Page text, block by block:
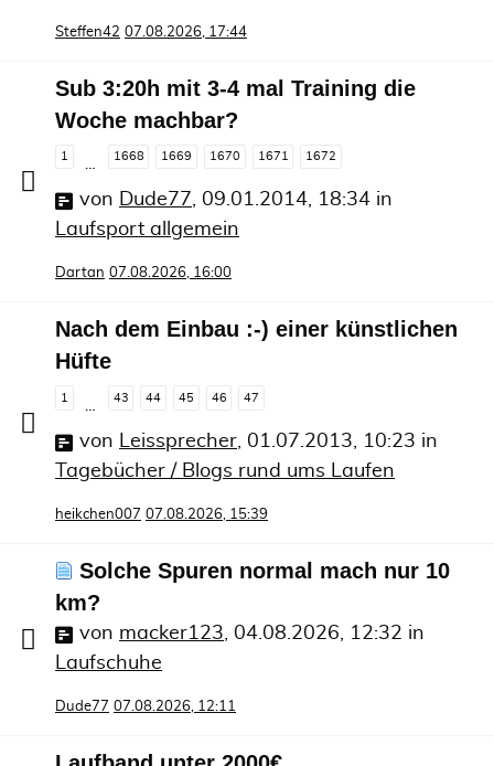
Steffen42 07.08.2026, 17:44
Sub 3:20h mit 3-4 mal Training die
Woche machbar?
1
…
1668 1669 1670 1671 1672
von Dude77, 09.01.2014, 18:34 in
Laufsport allgemein
Dartan 07.08.2026, 16:00
Nach dem Einbau :-) einer künstlichen
Hüfte
1 43 44 45 46 47
von Leissprecher 01.07.2013, 10:23 in
Tagebücher / Blogs rund ums Laufen
heikchen007 07.08.2026, 15:39
Solche Spuren normal mach nur 10
km?
von macker123 04.08.2026, 12:32 in
Laufschuhe
Dude77 07.08.2026, 12:11